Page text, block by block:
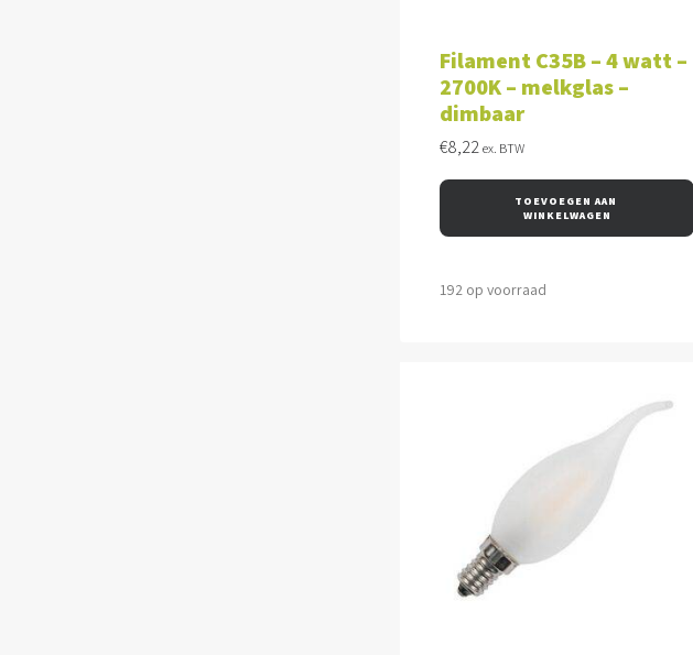
Filament C35B – 4 watt –
2700K – melkglas –
dimbaar
€8,22 ex. BTW
TOEVOEGEN AAN
WINKELWAGEN
192 op voorraad